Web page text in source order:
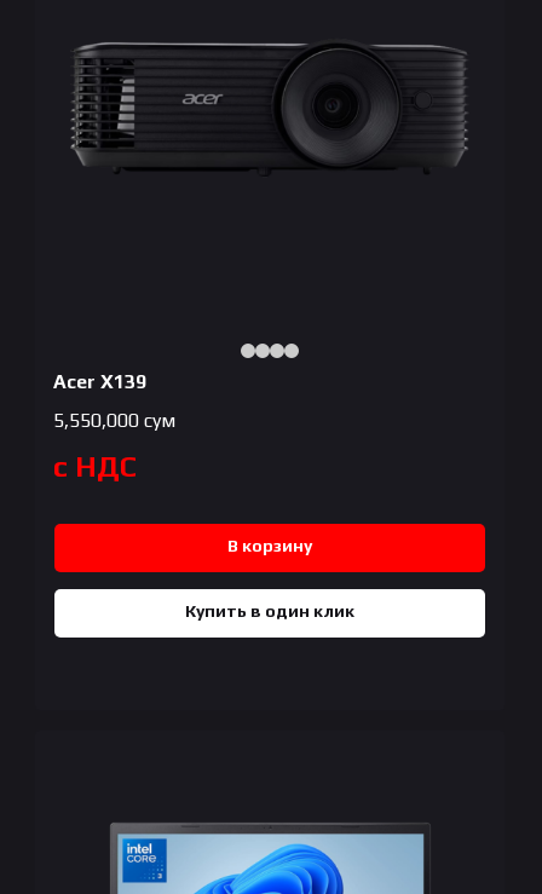
Acer X139
5,550,000 сум
с НДС
В корзину
Купить в один клик